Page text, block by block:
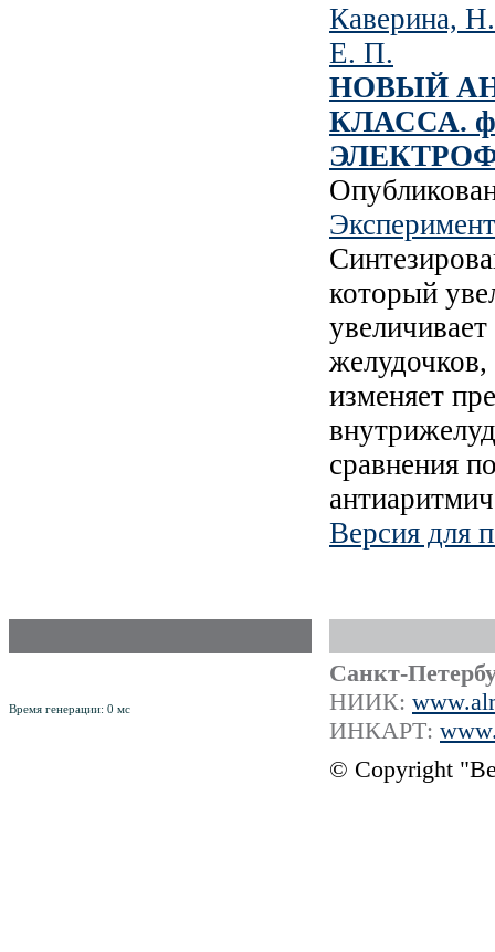
Каверина,
Е. П.
НОВЫЙ
КЛАССА.
который
желудочков,
изменяет
сравнения
Версия для
Время генерации: 0 мс
Санкт-
НИИК:
ИНКАРТ:
© Copyright